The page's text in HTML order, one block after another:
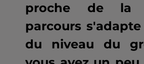
proche de la
parcours
du niveau du